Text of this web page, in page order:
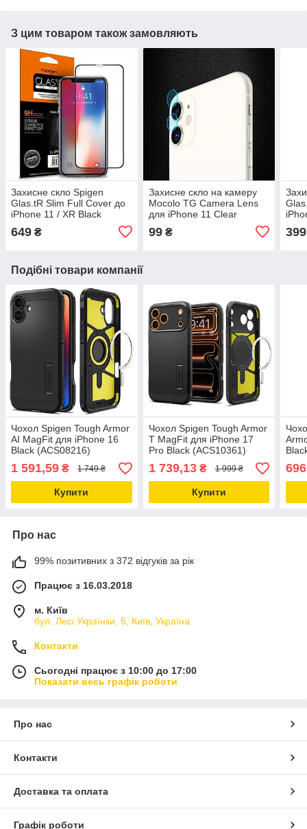
З цим товаром також замовляють
Захисне скло Spigen
Glas.tR Slim Full Cover до
iPhone 11 / XR Black
649 ₴
Захисне скло на камеру
Mocolo TG Camera Lens
для iPhone 11 Clear
99₴ 399
Подібні товари компанії
Чохол Spigen Tough Armor
AI MagFit для iPhone 16
Black (ACS08216)
1 591,59 ₴ 1 749 ₴
Купити
Чохол Spigen Tough Armor
T MagFit для iPhone 17
Pro Black (ACS10361)
1 739,13₴ 1 999 ₴
Купити
Про нас
99% позитивних з 372 відгуків за рік
Працює з 16.03.2018
м. Київ
бул. Лесі Українки, 5, Київ, Україна
Контакти
Сьогодні працює з 10:00 до 17:00
Показати весь графік роботи
Про нас
Контакти
Доставка та оплата
Графік роботи